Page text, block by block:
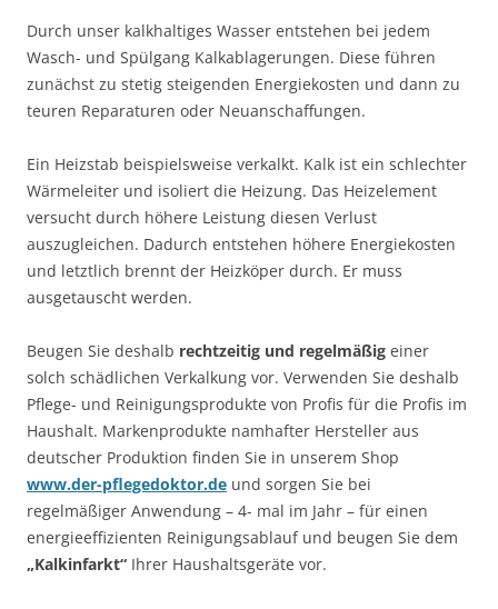
Durch unser kalkhaltiges Wasser entstehen bei jedem
Wasch- und Spülgang Kalkablagerungen. Diese führen
zunächst zu stetig steigenden Energiekosten und dann zu
teuren Reparaturen oder Neuanschaffungen.
Ein Heizstab beispielsweise verkalkt. Kalk ist ein schlechter
Wärmeleiter und isoliert die Heizung. Das Heizelement
versucht durch höhere Leistung diesen Verlust
auszugleichen. Dadurch entstehen höhere Energiekosten
und letztlich brennt der Heizköper durch. Er muss
ausgetauscht werden.
Beugen Sie deshalb rechtzeitig und regelmäßig einer
solch schädlichen Verkalkung vor. Verwenden Sie deshalb
Pflege- und Reinigungsprodukte von Profis für die Profis im
Haushalt. Markenprodukte namhafter Hersteller aus
deutscher Produktion finden Sie in unserem Shop
www.der-pflegedoktor.de und sorgen Sie bei
regelmäßiger Anwendung – 4- mal im Jahr – für einen
energieeffizienten Reinigungsablauf und beugen Sie dem
„Kalkinfarkt“ Ihrer Haushaltsgeräte vor.